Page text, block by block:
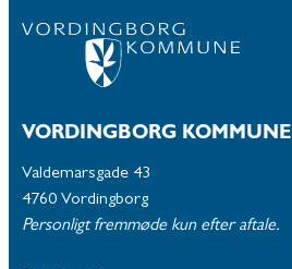
VORDINGBORG KOMMUNE
Valdemarsgade 43
4760 Vordingborg
Personligt fremmøde kun efter aftale.